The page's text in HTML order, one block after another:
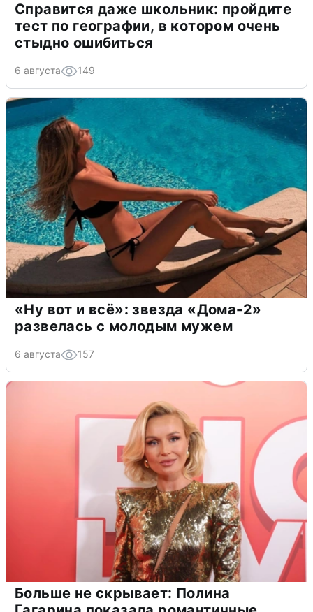
Справится даже школьник: пройдите
тест по географии, в котором очень
стыдно ошибиться
6 августа 149
«Ну вот и всё»: звезда «Дома-2»
развелась с молодым мужем
6 августа 157
Больше не скрывает: Полина